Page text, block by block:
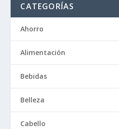
CATEGORÍAS
Ahorro
Alimentación
Bebidas
Belleza
Cabello